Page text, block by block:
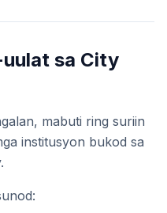
sa City
mabuti ring suriin
institusyon bukod sa